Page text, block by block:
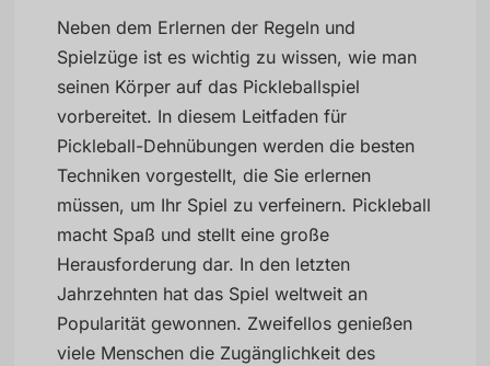
Neben dem Erlernen der Regeln und
Spielzüge ist es wichtig zu wissen, wie man
seinen Körper auf das Pickleballspiel
vorbereitet. In diesem Leitfaden für
Pickleball-Dehnübungen werden die besten
Techniken vorgestellt, die Sie erlernen
müssen, um Ihr Spiel zu verfeinern. Pickleball
macht Spaß und stellt eine große
Herausforderung dar. In den letzten
Jahrzehnten hat das Spiel weltweit an
Popularität gewonnen. Zweifellos genießen
viele Menschen die Zugänglichkeit des